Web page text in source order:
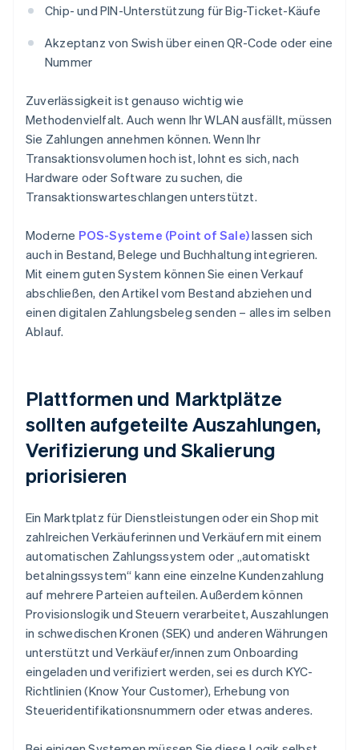
Chip- und PIN-Unterstützung für Big-Ticket-Käufe
Akzeptanz von Swish über einen QR-Code oder eine
Nummer
Zuverlässigkeit ist genauso wichtig wie
Methodenvielfalt. Auch wenn Ihr WLAN ausfällt, müssen
Sie Zahlungen annehmen können. Wenn Ihr
Transaktionsvolumen hoch ist, lohnt es sich, nach
Hardware oder Software zu suchen, die
Transaktionswarteschlangen unterstützt.
Moderne POS-Systeme (Point of Sale)lassen sich
auch in Bestand, Belege und Buchhaltung integrieren.
Mit einem guten System können Sie einen Verkauf
abschließen, den Artikel vom Bestand abziehen und
einen digitalen Zahlungsbeleg senden – alles im selben
Ablauf.
Plattformen und Marktplätze
sollten aufgeteilte Auszahlungen,
Verifizierung und Skalierung
priorisieren
Ein Marktplatz für Dienstleistungen oder ein Shop mit
zahlreichen Verkäuferinnen und Verkäufern mit einem
automatischen Zahlungssystem oder „automatiskt
betalningssystem“ kann eine einzelne Kundenzahlung
auf mehrere Parteien aufteilen. Außerdem können
Provisionslogik und Steuern verarbeitet, Auszahlungen
in schwedischen Kronen (SEK) und anderen Währungen
unterstützt und Verkäufer/innen zum Onboarding
eingeladen und verifiziert werden, sei es durch KYC-
Richtlinien (Know Your Customer), Erhebung von
Steueridentifikationsnummern oder etwas anderes.